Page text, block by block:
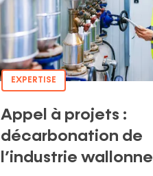
EXPERTISE
Appel à projets :
décarbonation de
l’industrie wallonne